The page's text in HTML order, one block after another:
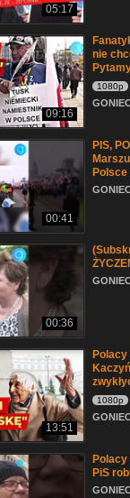
05:17
09:16
nie
1080p
00:41
PIS,
00:36
13:51
1080p
Polacy
PiS